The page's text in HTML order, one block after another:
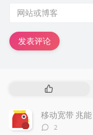
发表评论
热
文
章
移动宽带 兆
评
2